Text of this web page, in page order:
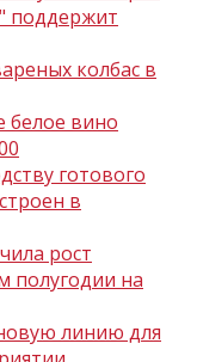
поддержит
колбас в
белое вино
готового
в
рост
полугодии на
линию для